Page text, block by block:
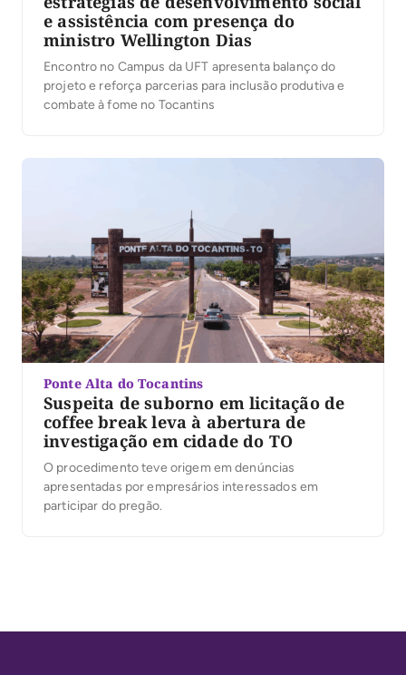
e assistência com presença do
ministro Wellington Dias
Encontro no Campus da UFT apresenta balanço do
projeto e reforça parcerias para inclusão produtiva e
combate à fome no Tocantins
Ponte Alta do Tocantins
Suspeita de suborno em licitação de
coffee break leva à abertura de
investigação em cidade do TO
O procedimento teve origem em denúncias
apresentadas por empresários interessados em
participar do pregão.